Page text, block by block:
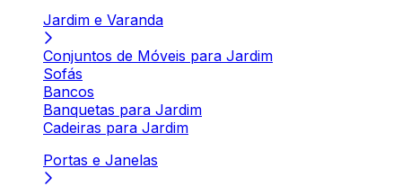
Jardim e Varanda
Conjuntos de Móveis para Jardim
Sofás
Bancos
Banquetas para Jardim
Cadeiras para Jardim
Portas e Janelas